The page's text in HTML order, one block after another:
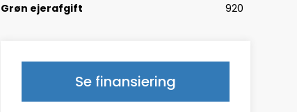
Grøn ejerafgift 920
Type Halvkombi
Se finansiering